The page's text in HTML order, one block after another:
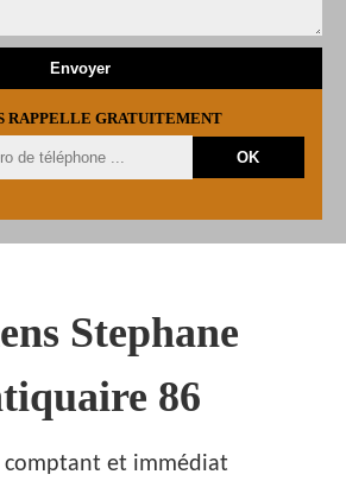
RAPPELLE GRATUITEMENT
Stephane
86
comptant et immédiat